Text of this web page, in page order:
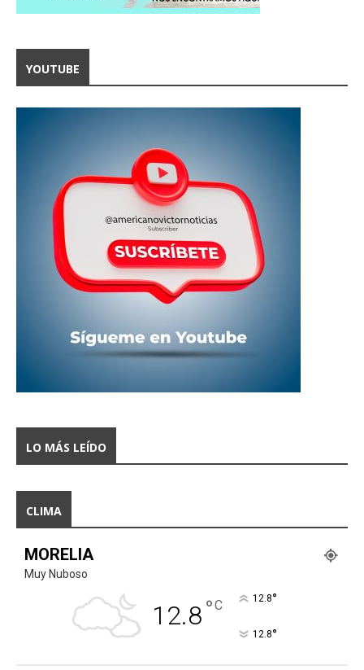
YOUTUBE
LO MÁS LEÍDO
CLIMA
MORELIA
Muy Nuboso
12.8°C 12.8°
12.8°